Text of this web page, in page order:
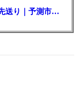
米仮想通貨重要法案の採決、9月へ先送り｜予測市場の成立確率は14%に